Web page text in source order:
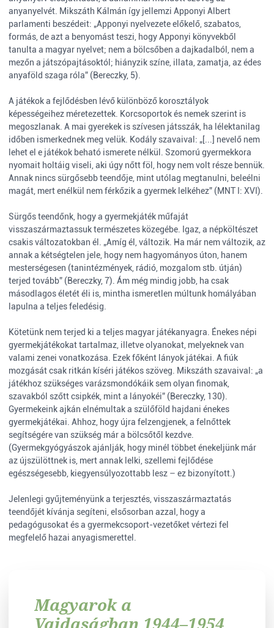
anyanyelvét. Mikszáth Kálmán így jellemzi Apponyi Albert
parlamenti beszédeit: „Apponyi nyelvezete előkelő, szabatos,
formás, de azt a benyomást teszi, hogy Apponyi könyvekből
tanulta a magyar nyelvet; nem a bölcsőben a dajkadalból, nem a
mezőn a játszópajtásoktól; hiányzik színe, illata, zamatja, az édes
anyaföld szaga róla” (Bereczky, 5).
A játékok a fejlődésben lévő különböző korosztályok
képességeihez méretezettek. Korcsoportok és nemek szerint is
megoszlanak. A mai gyerekek is szívesen játsszák, ha lélektanilag
időben ismerkednek meg velük. Kodály szavaival: „[...] nevelő nem
lehet el e játékok beható ismerete nélkül. Szomorú gyermekkora
nyomait holtáig viseli, aki úgy nőtt föl, hogy nem volt része bennük.
Annak nincs sürgősebb teendője, mint utólag megtanulni, beleélni
magát, mert enélkül nem férkőzik a gyermek lelkéhez” (MNT I: XVI).
Sürgős teendőnk, hogy a gyermekjáték műfaját
visszaszármaztassuk természetes közegébe. Igaz, a népköltészet
csakis változatokban él. „Amíg él, változik. Ha már nem változik, az
annak a kétségtelen jele, hogy nem hagyományos úton, hanem
mesterségesen (tanintézmények, rádió, mozgalom stb. útján)
terjed tovább” (Bereczky, 7). Ám még mindig jobb, ha csak
másodlagos életét éli is, mintha ismeretlen múltunk homályában
lapulna a teljes feledésig.
Kötetünk nem terjed ki a teljes magyar játékanyagra. Énekes népi
gyermekjátékokat tartalmaz, illetve olyanokat, melyeknek van
valami zenei vonatkozása. Ezek főként lányok játékai. A fiúk
mozgását csak ritkán kíséri játékos szöveg. Mikszáth szavaival: „a
játékhoz szükséges varázsmondókáik sem olyan finomak,
szavakból szőtt csipkék, mint a lányokéi” (Bereczky, 130).
Gyermekeink ajkán elnémultak a szülőföld hajdani énekes
gyermekjátékai. Ahhoz, hogy újra felzengjenek, a felnőttek
segítségére van szükség már a bölcsőtől kezdve.
(Gyermekgyógyászok ajánlják, hogy minél többet énekeljünk már
az újszülöttnek is, mert annak lelki, szellemi fejlődése
egészségesebb, kiegyensúlyozottabb lesz – ez bizonyított.)
Jelenlegi gyűjteményünk a terjesztés, visszaszármaztatás
teendőjét kívánja segíteni, elsősorban azzal, hogy a
pedagógusokat és a gyermekcsoport-vezetőket vértezi fel
megfelelő hazai anyagismerettel.
Magyarok a